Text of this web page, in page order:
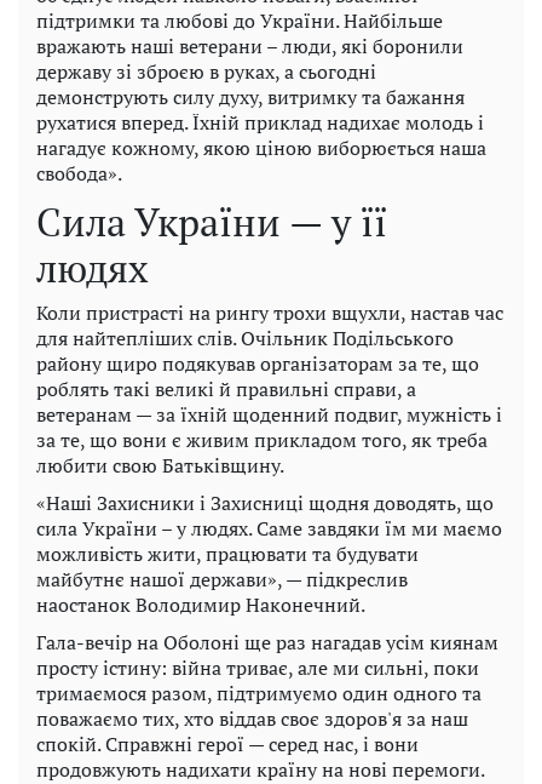
підтримки та любові до України. Найбільше
вражають наші ветерани – люди, які боронили
державу зі зброєю в руках, а сьогодні
демонструють силу духу, витримку та бажання
рухатися вперед. Їхній приклад надихає молодь і
нагадує кожному, якою ціною виборюється наша
свобода».
Сила України — у її
людях
Коли пристрасті на рингу трохи вщухли, настав час
для найтепліших слів. Очільник Подільського
району щиро подякував організаторам за те, що
роблять такі великі й правильні справи, а
ветеранам — за їхній щоденний подвиг, мужність і
за те, що вони є живим прикладом того, як треба
любити свою Батьківщину.
«Наші Захисники і Захисниці щодня доводять, що
сила України – у людях. Саме завдяки їм ми маємо
можливість жити, працювати та будувати
майбутнє нашої держави», — підкреслив
наостанок Володимир Наконечний.
Гала-вечір на Оболоні ще раз нагадав усім киянам
просту істину: війна триває, але ми сильні, поки
тримаємося разом, підтримуємо один одного та
поважаємо тих, хто віддав своє здоров'я за наш
спокій. Справжні герої — серед нас, і вони
продовжують надихати країну на нові перемоги.